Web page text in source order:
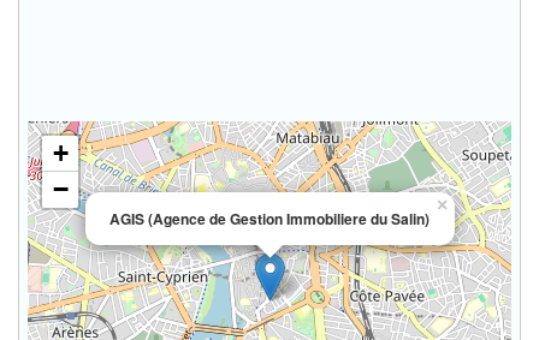
AGIS (Agence de Gestion Immobiliere du Salin)
×
+
−